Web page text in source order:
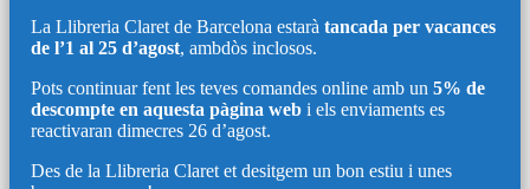
La Llibreria Claret de Barcelona estarà tancada per vacances
de l’1 al 25 d’agost, ambdòs inclosos.
Pots continuar fent les teves comandes online amb un 5% de
descompte en aquesta pàgina web i els enviaments es
reactivaran dimecres 26 d’agost.
Des de la Llibreria Claret et desitgem un bon estiu i unes